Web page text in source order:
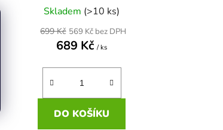
Skladem (>10 ks)
569 Kč bez DPH
689 Kč/ ks
699 Kč
DO KOŠÍKU